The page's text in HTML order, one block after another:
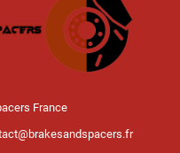
France